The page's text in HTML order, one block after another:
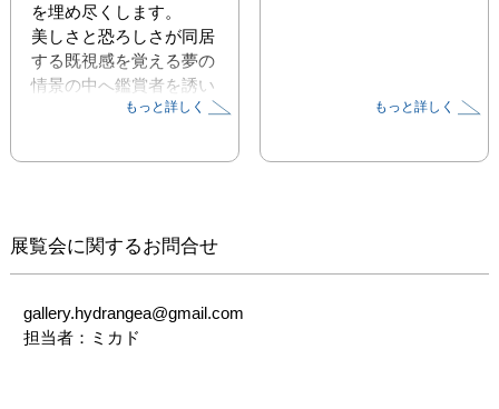
を埋め尽くします。
美しさと恐ろしさが同居
する既視感を覚える夢の
情景の中へ鑑賞者を誘い
いようにお気を付けてご
音楽：棚田 竜太
(monoral zombie)
https://monoralzombie.wi
xsite.com/monoralzombi
もっと詳しく もっと詳しく
展覧会に関するお問合せ
gallery.hydrangea@gmail.com
担当者：ミカド